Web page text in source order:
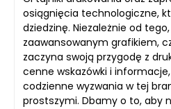
osiągnięcia technologiczne,
dziedzinę. Niezależnie od
zaawansowanym grafikiem,
zaczyna swoją przygodę z
cenne wskazówki i
codzienne wyzwania w tej
prostszymi. Dbamy o to, aby